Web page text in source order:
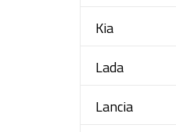
Kia
Lada
Lancia